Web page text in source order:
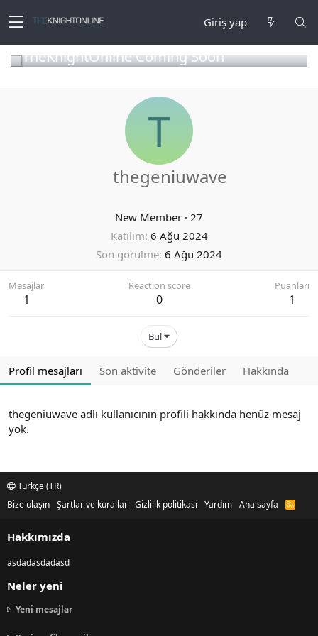
Giriş yap
TheKnightOnline Coming Soon
T
thegeniuwave
New Member · 27
Katılım 6 Ağu 2024
Son görülme 6 Ağu 2024
Mesajlar
1
Reaction score
0
Puanları
1
Bul
Profil mesajları Son aktivite Gönderiler Hakkında
thegeniuwave adlı kullanıcının profili hakkında henüz mesaj
yok.
Türkçe (TR)
Bize ulaşın Şartlar ve kurallar Gizlilik politikası Yardım Ana sayfa
R
Hakkımızda
asdadasdadasd
Neler yeni
Yeni mesajlar